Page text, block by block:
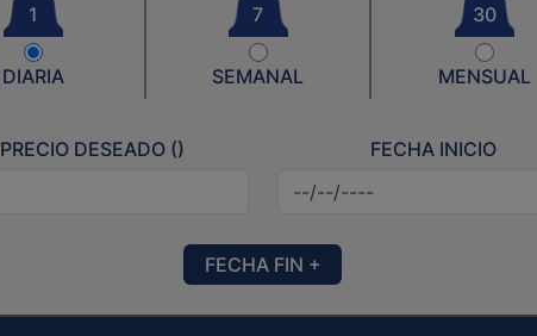
1
DIARIA
7
SEMANAL
30
MENSUAL
PRECIO DESEADO () FECHA INICIO
FECHA FIN +